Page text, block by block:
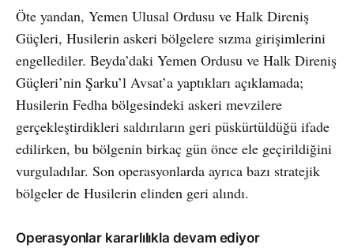
Öte yandan, Yemen Ulusal Ordusu ve Halk Direniş
Güçleri, Husilerin askeri bölgelere sızma girişimlerini
engellediler. Beyda’daki Yemen Ordusu ve Halk Direniş
Güçleri’nin Şarku’l Avsat’a yaptıkları açıklamada;
Husilerin Fedha bölgesindeki askeri mevzilere
gerçekleştirdikleri saldırıların geri püskürtüldüğü ifade
edilirken, bu bölgenin birkaç gün önce ele geçirildiğini
vurguladılar. Son operasyonlarda ayrıca bazı stratejik
bölgeler de Husilerin elinden geri alındı.
Operasyonlar kararlılıkla devam ediyor